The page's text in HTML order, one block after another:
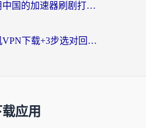
人在韩国，怎么用中国的加速器刷剧打游戏？这份真实体验指南给你答案
海外党必看：手机VPN下载+3步选对回国加速器，无缝刷国内资源不再愁
载应用